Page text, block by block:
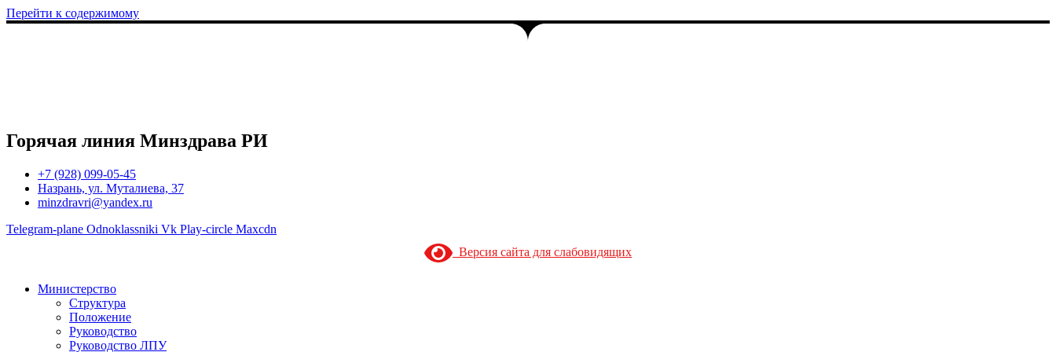
Перейти к содержимому
Горячая линия Минздрава РИ
+7 (928) 099-05-45
Назрань, ул. Муталиева, 37
minzdravri@yandex.ru
Telegram-plane Odnoklassniki Vk Play-circle Maxcdn
Версия сайта для слабовидящих
Министерство
Структура
Положение
Руководство
Руководство ЛПУ